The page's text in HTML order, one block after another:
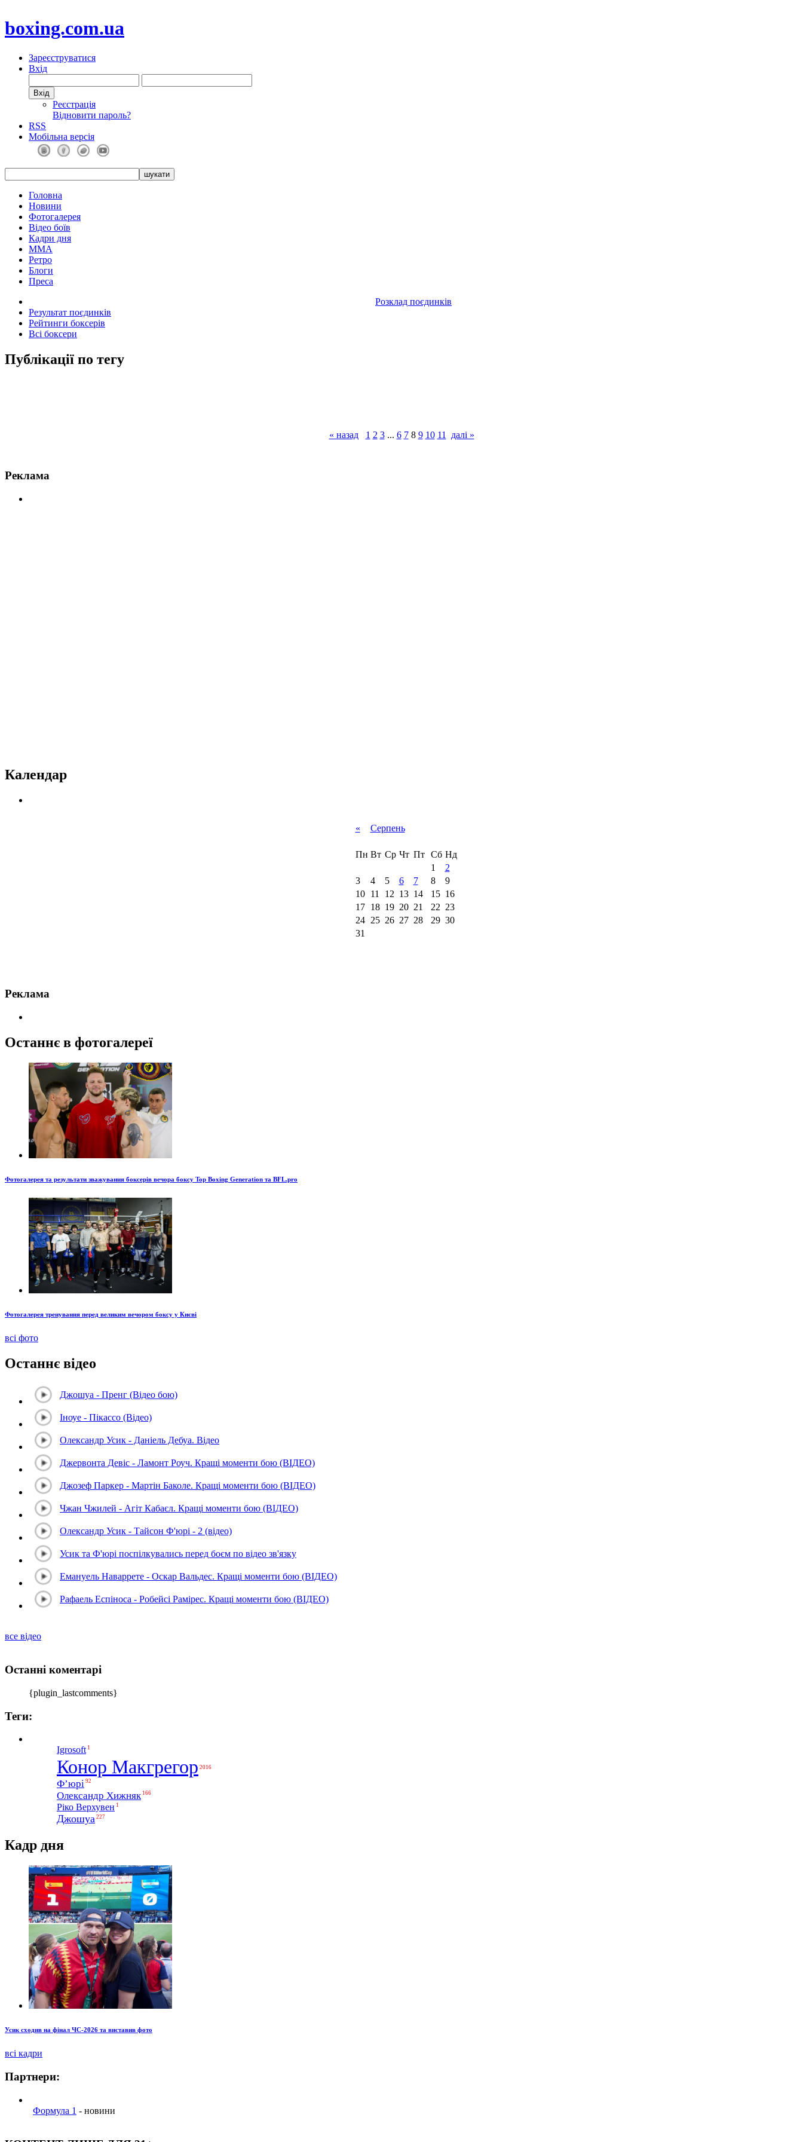
boxing.com.ua
Зареєструватися
Вхід
Реєстрація
Відновити пароль?
RSS
Мобільна версія
Головна
Новини
Фотогалерея
Відео боїв
Кадри дня
ММА
Ретро
Блоги
Преса
Розклад поєдинків
Результат поєдинків
Рейтинги боксерів
Всі боксери
Публікації по тегу
« назад 1 2 3 ... 6 7 8 9 10 11 далі »
Реклама
Календар
« Серпень
Пн Вт Ср Чт Пт Сб Нд
1
2
3
4 5 6 7 8
9
10
11 12 13 14 15 16
17
18 19 20 21 22 23
24
25 26 27 28 29 30
31
Реклама
Останнє в фотогалереї
Фотогалерея та результати зважування боксерів вечора боксу Top Boxing Generation та BFL.pro
Фотогалерея тренування перед великим вечором боксу у Києві
всі фото
Останнє відео
Джошуа - Пренг (Відео бою)
Іноуе - Пікассо (Відео)
Олександр Усик - Даніель Дебуа. Відео
Джервонта Девіс - Ламонт Роуч. Кращі моменти бою (ВІДЕО)
Джозеф Паркер - Мартін Баколе. Кращі моменти бою (ВІДЕО)
Чжан Чжилей - Агіт Кабаєл. Кращі моменти бою (ВІДЕО)
Олександр Усик - Тайсон Ф'юрі - 2 (відео)
Усик та Ф'юрі поспілкувались перед боєм по відео зв'язку
Емануель Наваррете - Оскар Вальдес. Кращі моменти бою (ВІДЕО)
Рафаель Еспіноса - Робейсі Рамірес. Кращі моменти бою (ВІДЕО)
все відео
Останні коментарі
{plugin_lastcomments}
Теги:
Igrosoft 1
Конор Макгрегор 2016
Ф’юрі 92
Олександр Хижняк 166
Ріко Верхувен 1
Джошуа 227
Кадр дня
Усик сходив на фінал ЧС-2026 та виставив фото
всі кадри
Партнери:
Формула 1 - новини